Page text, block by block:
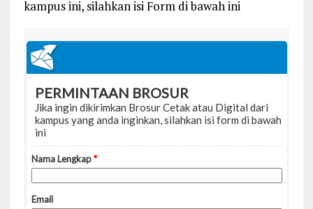
kampus ini, silahkan isi Form di bawah ini